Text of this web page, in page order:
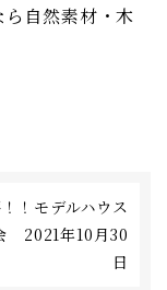
自然素材・木
！モデルハウス
2021年10月30
日